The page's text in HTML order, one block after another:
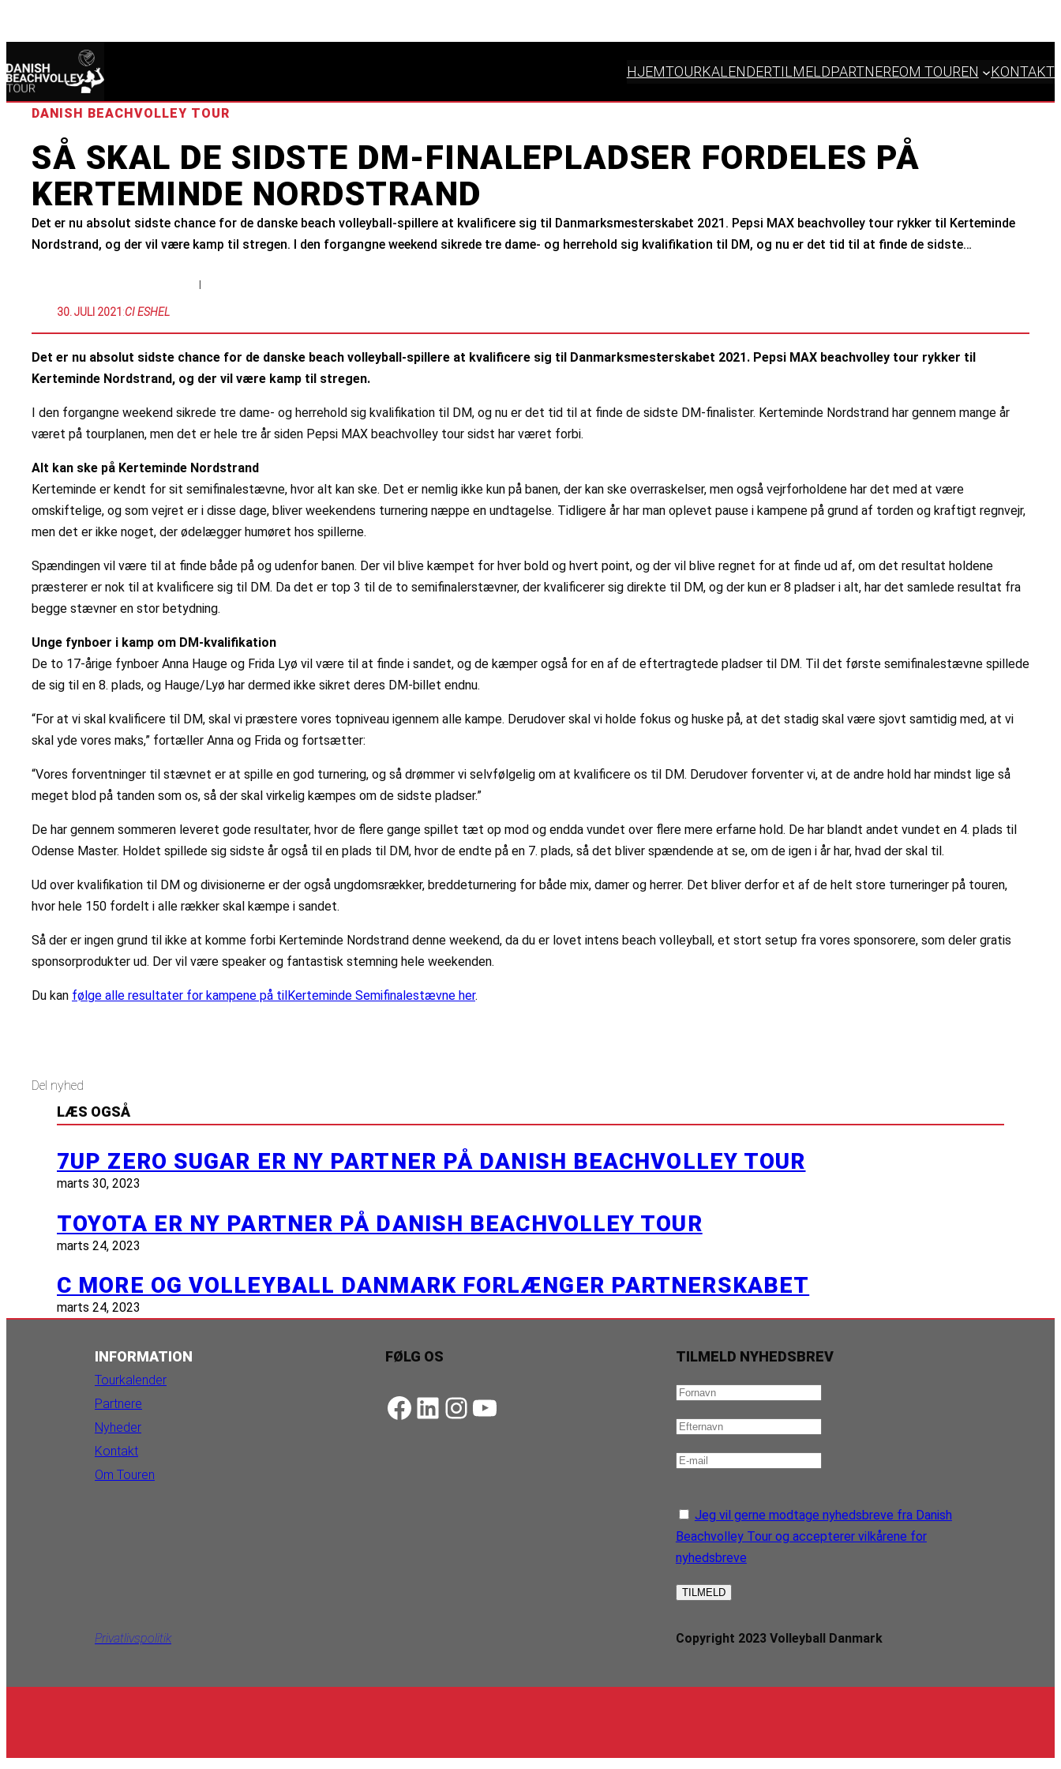
HJEMTOURKALENDERTILMELDPARTNEREOM TOUREN KONTAKT
DANISH BEACHVOLLEY TOUR
SÅ SKAL DE SIDSTE DM-FINALEPLADSER FORDELES PÅ
KERTEMINDE NORDSTRAND
Det er nu absolut sidste chance for de danske beach volleyball-spillere at kvalificere sig til Danmarksmesterskabet 2021. Pepsi MAX beachvolley tour rykker til Kerteminde
Nordstrand, og der vil være kamp til stregen. I den forgangne weekend sikrede tre dame- og herrehold sig kvalifikation til DM, og nu er det tid til at finde de sidste…
30. JULI 2021 :CI ESHEL
Det er nu absolut sidste chance for de danske beach volleyball-spillere at kvalificere sig til Danmarksmesterskabet 2021. Pepsi MAX beachvolley tour rykker til
Kerteminde Nordstrand, og der vil være kamp til stregen.
I den forgangne weekend sikrede tre dame- og herrehold sig kvalifikation til DM, og nu er det tid til at finde de sidste DM-finalister. Kerteminde Nordstrand har gennem mange år
været på tourplanen, men det er hele tre år siden Pepsi MAX beachvolley tour sidst har været forbi.
Alt kan ske på Kerteminde Nordstrand
Kerteminde er kendt for sit semifinalestævne, hvor alt kan ske. Det er nemlig ikke kun på banen, der kan ske overraskelser, men også vejrforholdene har det med at være
omskiftelige, og som vejret er i disse dage, bliver weekendens turnering næppe en undtagelse. Tidligere år har man oplevet pause i kampene på grund af torden og kraftigt regnvejr,
men det er ikke noget, der ødelægger humøret hos spillerne.
Spændingen vil være til at finde både på og udenfor banen. Der vil blive kæmpet for hver bold og hvert point, og der vil blive regnet for at finde ud af, om det resultat holdene
præsterer er nok til at kvalificere sig til DM. Da det er top 3 til de to semifinalerstævner, der kvalificerer sig direkte til DM, og der kun er 8 pladser i alt, har det samlede resultat fra
begge stævner en stor betydning.
Unge fynboer i kamp om DM-kvalifikation
De to 17-årige fynboer Anna Hauge og Frida Lyø vil være til at finde i sandet, og de kæmper også for en af de eftertragtede pladser til DM. Til det første semifinalestævne spillede
de sig til en 8. plads, og Hauge/Lyø har dermed ikke sikret deres DM-billet endnu.
“For at vi skal kvalificere til DM, skal vi præstere vores topniveau igennem alle kampe. Derudover skal vi holde fokus og huske på, at det stadig skal være sjovt samtidig med, at vi
skal yde vores maks,” fortæller Anna og Frida og fortsætter:
“Vores forventninger til stævnet er at spille en god turnering, og så drømmer vi selvfølgelig om at kvalificere os til DM. Derudover forventer vi, at de andre hold har mindst lige så
meget blod på tanden som os, så der skal virkelig kæmpes om de sidste pladser.”
De har gennem sommeren leveret gode resultater, hvor de flere gange spillet tæt op mod og endda vundet over flere mere erfarne hold. De har blandt andet vundet en 4. plads til
Odense Master. Holdet spillede sig sidste år også til en plads til DM, hvor de endte på en 7. plads, så det bliver spændende at se, om de igen i år har, hvad der skal til.
Ud over kvalifikation til DM og divisionerne er der også ungdomsrækker, breddeturnering for både mix, damer og herrer. Det bliver derfor et af de helt store turneringer på touren,
hvor hele 150 fordelt i alle rækker skal kæmpe i sandet.
Så der er ingen grund til ikke at komme forbi Kerteminde Nordstrand denne weekend, da du er lovet intens beach volleyball, et stort setup fra vores sponsorere, som deler gratis
sponsorprodukter ud. Der vil være speaker og fantastisk stemning hele weekenden.
Du kan følge alle resultater for kampene på tilKerteminde Semifinalestævne her.
Del nyhed
LÆS OGSÅ
7UP ZERO SUGAR ER NY PARTNER PÅ DANISH BEACHVOLLEY TOUR
marts 30, 2023
TOYOTA ER NY PARTNER PÅ DANISH BEACHVOLLEY TOUR
marts 24, 2023
C MORE OG VOLLEYBALL DANMARK FORLÆNGER PARTNERSKABET
marts 24, 2023
INFORMATION
Tourkalender
Partnere
Nyheder
Kontakt
Om Touren
FØLG OS
https://www.facebook.com/danishbeachvolleytour LinkedIn Instagram YouTube
TILMELD NYHEDSBREV
Jeg vil gerne modtage nyhedsbreve fra Danish
Beachvolley Tour og accepterer vilkårene for
nyhedsbreve
Privatlivspolitik Copyright 2023 Volleyball Danmark